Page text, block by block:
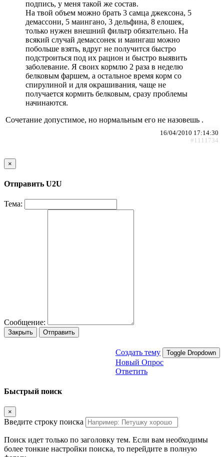
подпись, у меня такой же состав.
На твой объем можно брать 3 самца джексона, 5
демассони, 5 маингано, 3 дельфина, 8 елошек,
только нужен внешний фильтр обязательно. На
всякий случай демассонек и маингаш можно
побольше взять, вдруг не получится быстро
подстроиться под их рацион и быстро выявить
заболевание. Я своих кормлю 2 раза в неделю
белковым фаршем, а остальное время корм со
спирулиной и для окрашивания, чаще не
получается кормить белковым, сразу проблемы
начинаются.
Сочетание допустимое, но нормальным его не назовешь .
16/04/2010 17:14:30
#1111734
×
Отправить U2U
Тема:
Сообщение:
Закрыть Отправить
Создать тему Toggle Dropdown
Новый Опрос
Ответить
Быстрый поиск
×
Введите строку поиска
Поиск идет только по заголовку тем. Если вам необходимы
более тонкие настройки поиска, то перейдите в полную